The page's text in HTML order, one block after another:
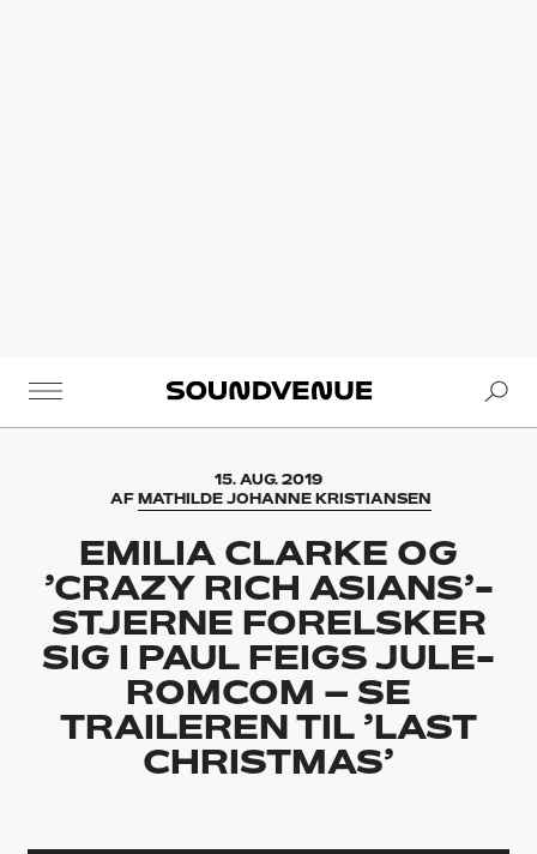
Soundvenue
15. AUG. 2019
AFMATHILDE JOHANNE KRISTIANSEN
EMILIA CLARKE OG
’CRAZY RICH ASIANS’-
STJERNE FORELSKER
SIG I PAUL FEIGS JULE-
ROMCOM – SE
TRAILEREN TIL ’LAST
CHRISTMAS’